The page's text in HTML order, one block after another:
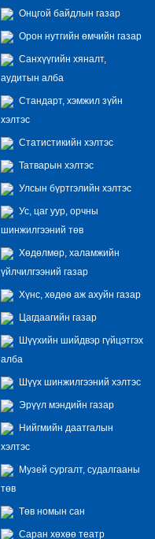
Онцгой байдлын газар
Орон нутгийн өмчийн газар
Санхүүгийн хяналт,
аудитын алба
Стандарт, хэмжил зүйн
хэлтэс
Статистикийн хэлтэс
Татварын хэлтэс
Улсын бүртгэлийн хэлтэс
Ус, цаг уур, орчны
шинжилгээний төв
Хөдөлмөр, халамжийн
үйлчилгээний газар
Хүнс, хөдөө аж ахуйн газар
Цагдаагийн газар
Шүүхийн шийдвэр гүйцэтгэх
алба
Шүүх шинжилгээний хэлтэс
Эрүүл мэндийн газар
Нийгмийн даатгалын
хэлтэс
Музей сургалт, судалгааны
төв
Төв номын сан
Саран хөхөө театр